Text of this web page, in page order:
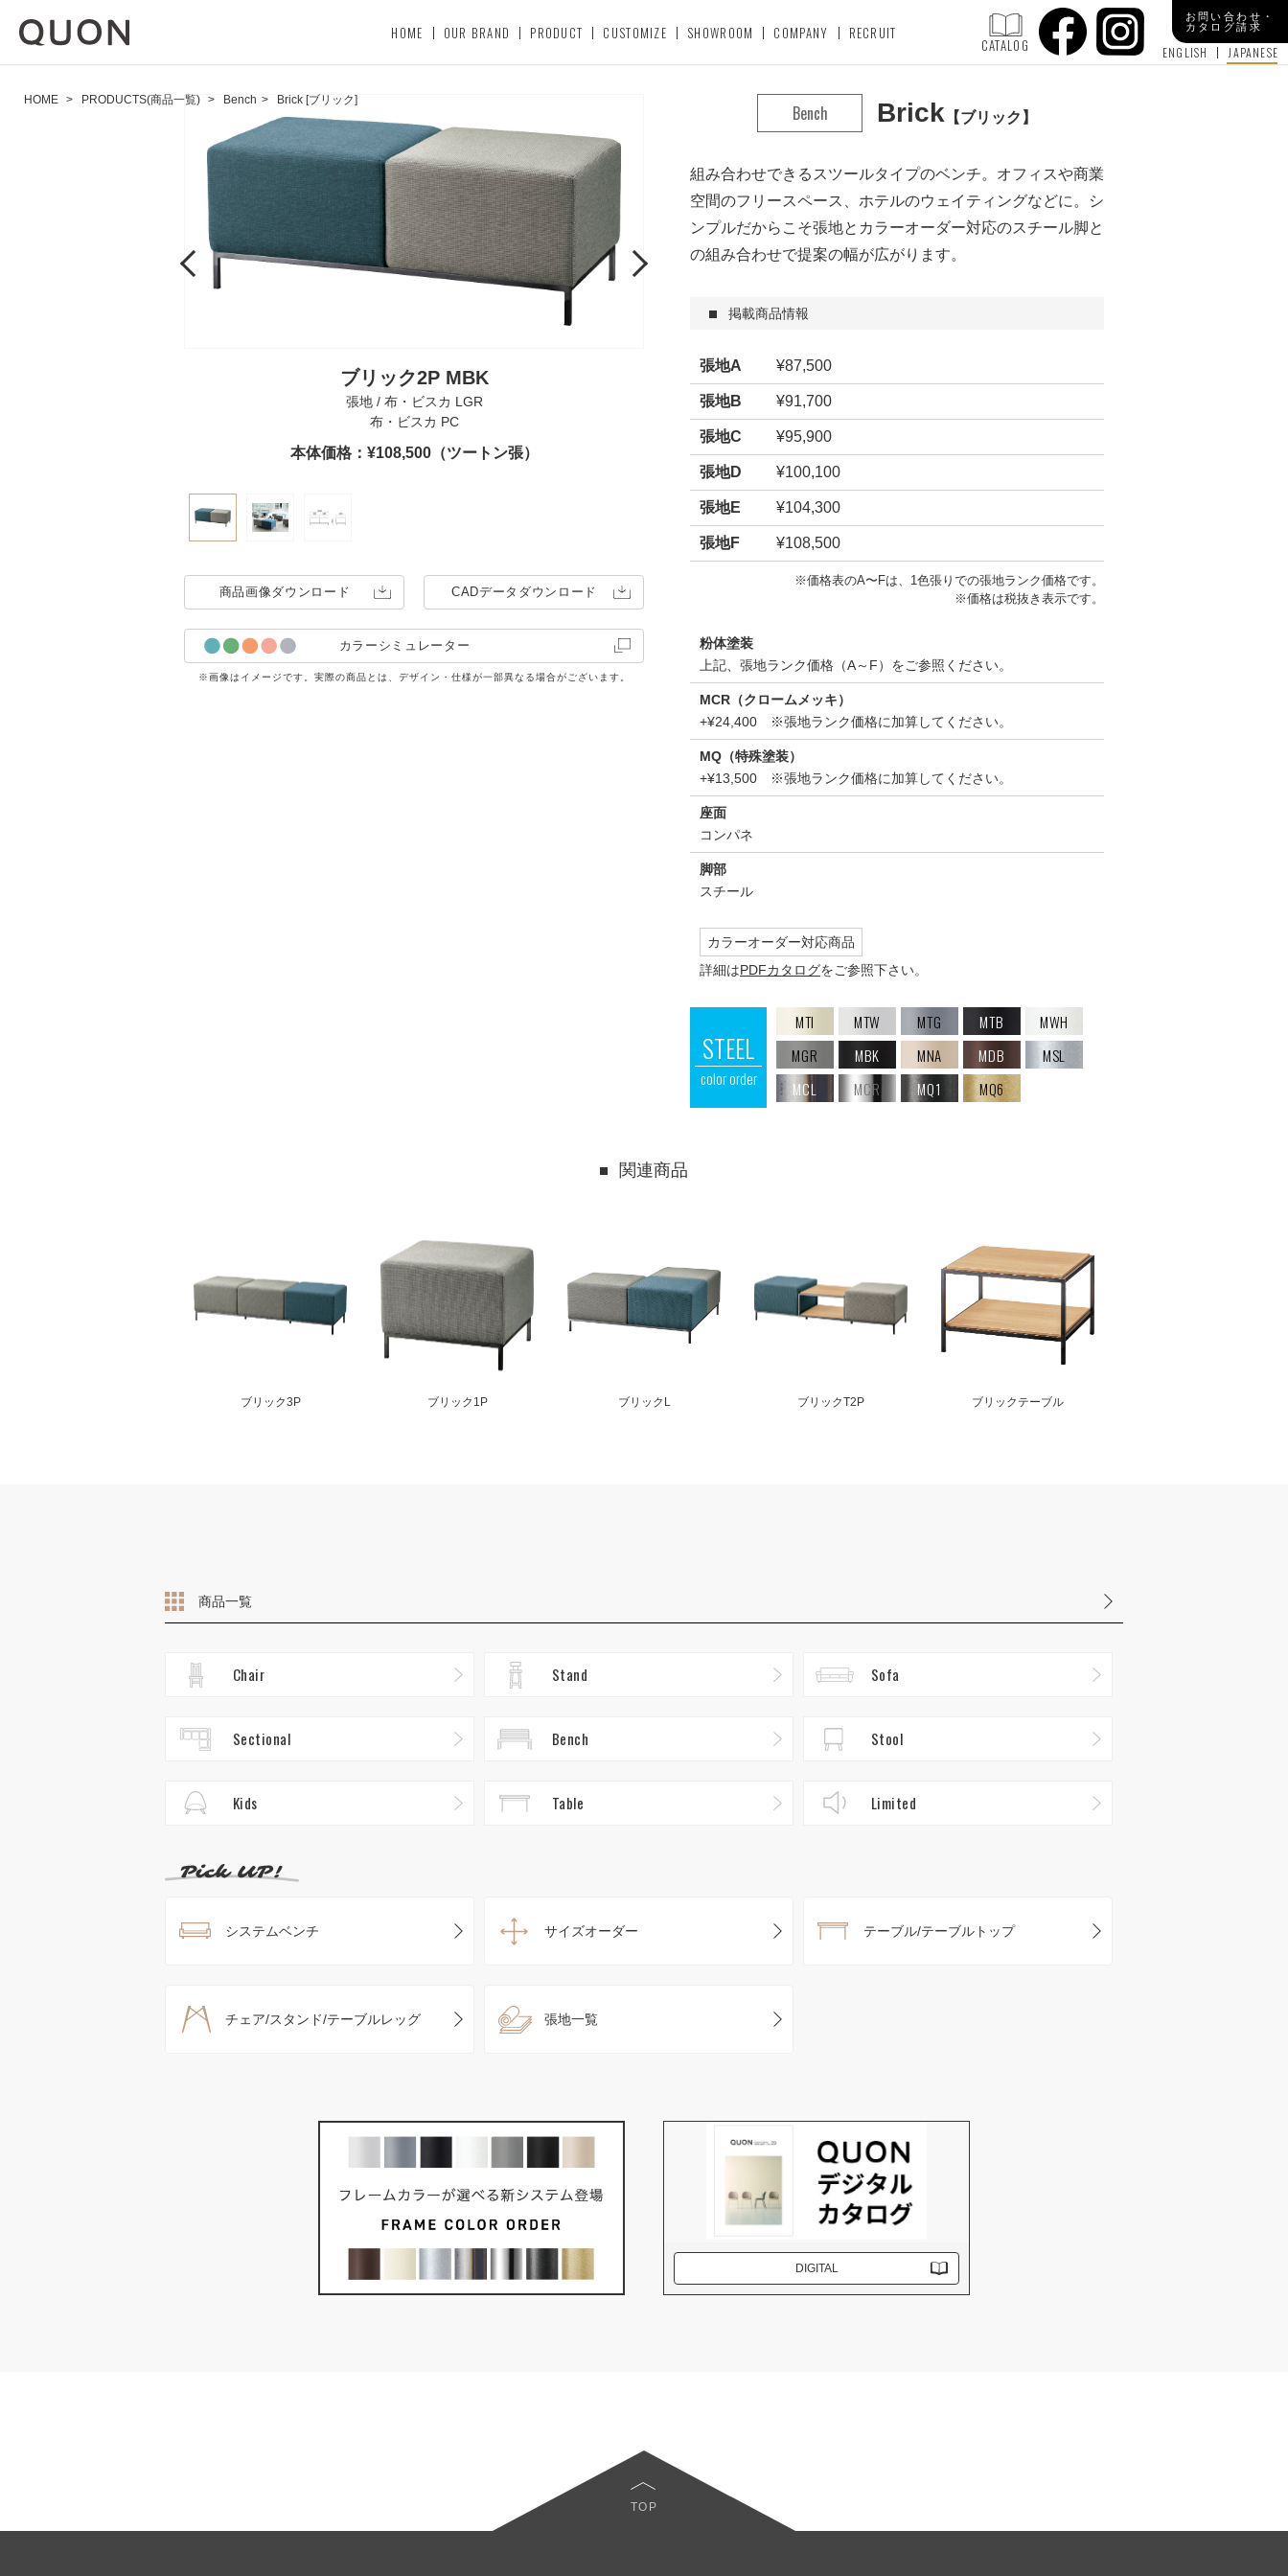
CATALOG
HOME OUR BRAND PRODUCT CUSTOMIZE SHOWROOM COMPANY RECRUIT
ENGLISH JAPANESE
お問い合わせ・
カタログ請求
HOME > PRODUCTS(商品一覧) > Bench > Brick [ブリック]
Previous
ブリック2P MBK
張地 / 布・ビスカ LGR
布・ビスカ PC
本体価格：¥108,500（ツートン張）
Next
商品画像ダウンロード CADデータ ダウンロード
カラーシミュレーター
※画像はイメージです。実際の商品とは、デザイン・仕様が一部異なる場合がございます。
Bench Brick ブリック
組み合わせできるスツールタイプのベンチ。オフィスや商業
空間のフリースペース、ホテルのウェイティングなどに。シ
ンプルだからこそ張地とカラーオーダー対応のスチール脚と
の組み合わせで提案の幅が広がります。
掲載商品情報
張地A ¥87,500
張地B ¥91,700
張地C ¥95,900
張地D ¥100,100
張地E ¥104,300
張地F ¥108,500
※価格表のA〜Fは、1色張りでの張地ランク価格です。
※価格は税抜き表示です。
粉体塗装
上記、張地ランク価格（A～F）をご参照ください。
MCR（クロームメッキ）
+¥24,400 ※張地ランク価格に加算してください。
MQ（特殊塗装）
+¥13,500 ※張地ランク価格に加算してください。
座面
コンパネ
脚部
スチール
カラーオーダー対応商品
詳細はPDFカタログをご参照下さい。
STEEL
color order
MTI MTW MTG MTB
MWH
MGR
MBK MNA MDB
MSL
MCL
MCR MQ1 MQ6
関連商品
ブリック3P ブリック1P ブリックL ブリックT2P ブリックテーブル
商品一覧
Chair Stand Sofa
Sectional Bench Stool
Kids Table Limited
システムベンチ サイズオーダー テーブル/テーブルトップ
チェア/スタンド/テーブルレッグ 張地一覧
DIGITAL
TOP